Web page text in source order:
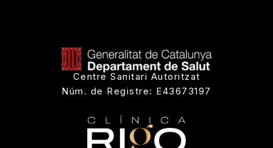
Centre Sanitari Autoritzat
Núm. de Registre: E43673197